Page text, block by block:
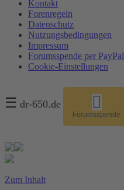
Kontakt
Forenregeln
Datenschutz
Nutzungsbedingungen
Impressum
Forumsspende per PayPal
Cookie-Einstellungen
☰ dr-650.de
Forumsspende
Zum Inhalt